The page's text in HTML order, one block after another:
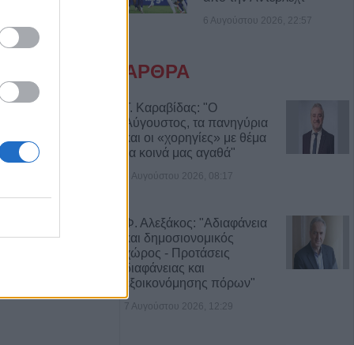
με
αγαθά"
άρπαξαν
ποσό από
6 Αυγούστου 2026, 22:57
ΑΡΘΡΑ
Γ. Καραβίδας: "Ο
Αύγουστος, τα πανηγύρια
και οι «χορηγίες» με θέμα
τα κοινά μας αγαθά"
8 Αυγούστου 2026, 08:17
Φ. Αλεξάκος: "Αδιαφάνεια
και δημοσιονομικός
χώρος - Προτάσεις
διαφάνειας και
εξοικονόμησης πόρων"
7 Αυγούστου 2026, 12:29